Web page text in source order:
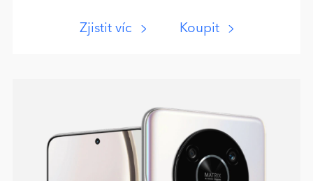
Zjistit víc Koupit